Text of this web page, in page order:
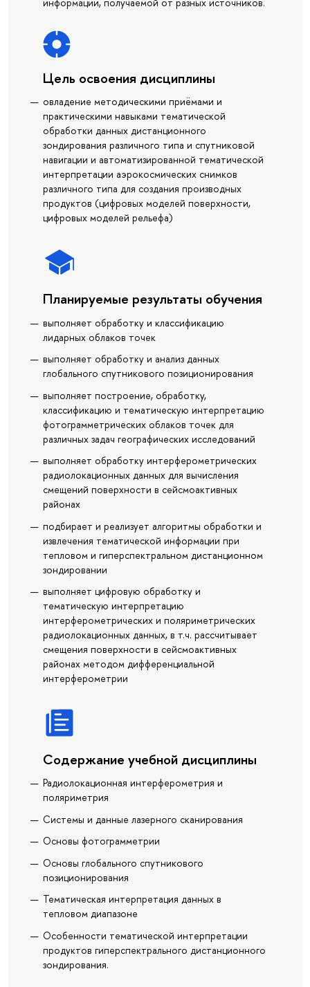
Цель освоения дисциплины
овладение методическими приёмами и
практическими навыками тематической
обработки данных дистанционного
зондирования различного типа и спутниковой
навигации и автоматизированной тематической
интерпретации аэрокосмических снимков
различного типа для создания производных
продуктов (цифровых моделей поверхности,
цифровых моделей рельефа)
Планируемые результаты обучения
выполняет обработку и классификацию
лидарных облаков точек
выполняет обработку и анализ данных
глобального спутникового позиционирования
выполняет построение, обработку,
классификацию и тематическую интерпретацию
фотограмметрических облаков точек для
различных задач географических исследований
выполняет обработку интерферометрических
радиолокационных данных для вычисления
смещений поверхности в сейсмоактивных
районах
подбирает и реализует алгоритмы обработки и
извлечения тематической информации при
тепловом и гиперспектральном дистанционном
зондировании
выполняет цифровую обработку и
тематическую интерпретацию
интерферометрических и поляриметрических
радиолокационных данных, в т.ч. рассчитывает
смещения поверхности в сейсмоактивных
районах методом дифференциальной
интерферометрии
Содержание учебной дисциплины
Радиолокационная интерферометрия и
поляриметрия
Системы и данные лазерного сканирования
Основы фотограмметрии
Основы глобального спутникового
позиционирования
Тематическая интерпретация данных в
тепловом диапазоне
Особенности тематической интерпретации
продуктов гиперспектрального дистанционного
зондирования.